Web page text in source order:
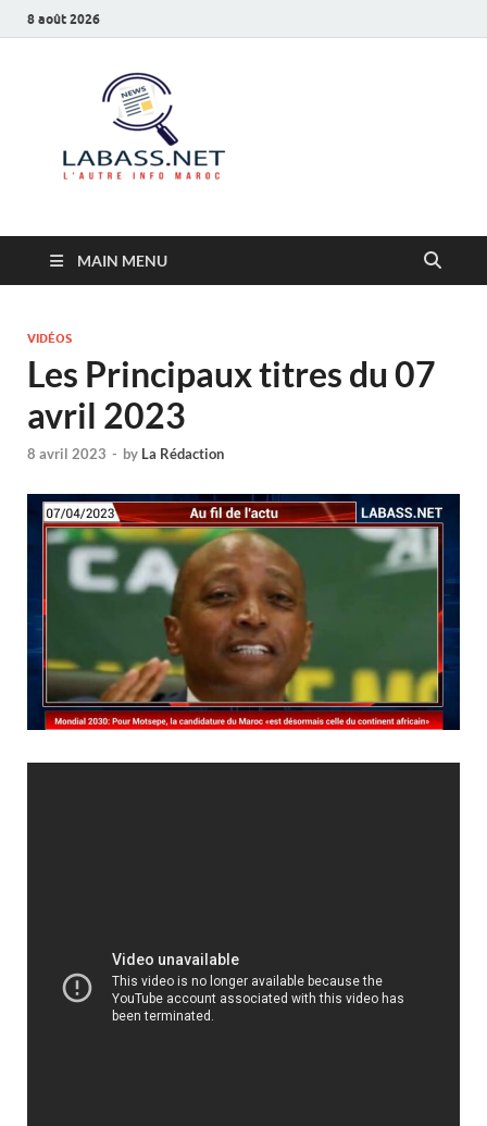
8 août 2026
MAIN MENU
VIDÉOS
Les Principaux titres du 07
avril 2023
8 avril 2023 - by La Rédaction